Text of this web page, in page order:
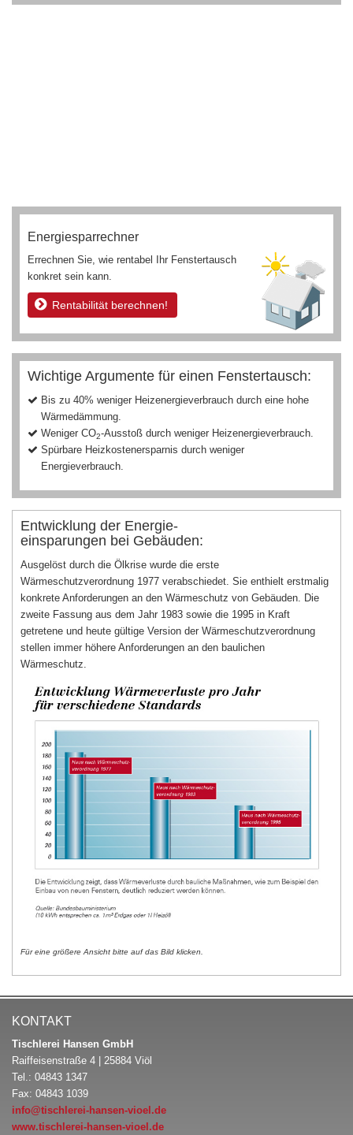
Energiesparrechner
Errechnen Sie, wie rentabel Ihr Fenstertausch
konkret sein kann.
Rentabilität berechnen!
Wichtige Argumente für einen Fenstertausch:
Bis zu 40% weniger Heizenergieverbrauch durch eine hohe
Wärmedämmung.
Weniger CO2-Ausstoß durch weniger Heizenergieverbrauch.
Spürbare Heizkostenersparnis durch weniger
Energieverbrauch.
Entwicklung der Energie-
einsparungen bei Gebäuden:
Ausgelöst durch die Ölkrise wurde die erste
Wärmeschutzverordnung 1977 verabschiedet. Sie enthielt erstmalig
konkrete Anforderungen an den Wärmeschutz von Gebäuden. Die
zweite Fassung aus dem Jahr 1983 sowie die 1995 in Kraft
getretene und heute gültige Version der Wärmeschutzverordnung
stellen immer höhere Anforderungen an den baulichen
Wärmeschutz.
Für eine größere Ansicht bitte auf das Bild klicken.
KONTAKT
Tischlerei Hansen GmbH
Raiffeisenstraße 4 | 25884 Viöl
Tel.: 04843 1347
Fax: 04843 1039
info@tischlerei-hansen-vioel.de
www.tischlerei-hansen-vioel.de